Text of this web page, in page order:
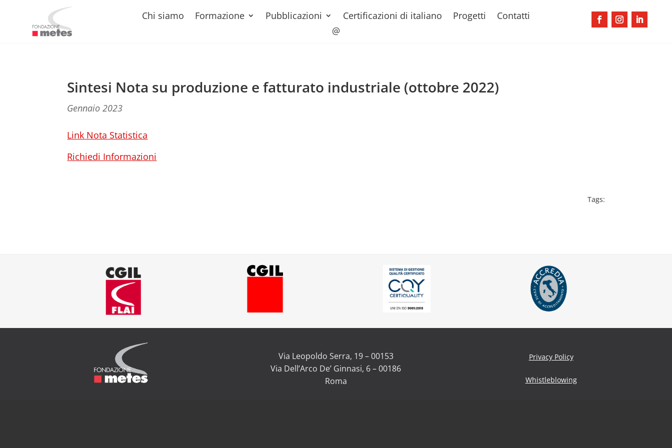
Chi siamo Formazione Pubblicazioni Certificazioni di italiano Progetti
Contatti
@
Sintesi Nota su produzione e fatturato industriale (ottobre 2022)
Gennaio 2023
Link Nota Statistica
Richiedi Informazioni
Tags:
Via Leopoldo Serra, 19 – 00153
Via Dell’Arco De’ Ginnasi, 6 – 00186
Roma
Privacy Policy
Whistleblowing